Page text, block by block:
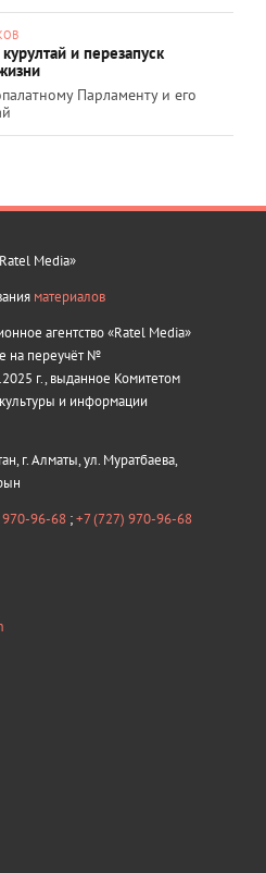
и перезапуск
Парламенту и его
Media»
материалов
агентство «Ratel Media»
на переучёт №
г., выданное Комитетом
и информации
г. Алматы, ул. Муратбаева,
970-96-68 ;+7 (727) 970-96-68